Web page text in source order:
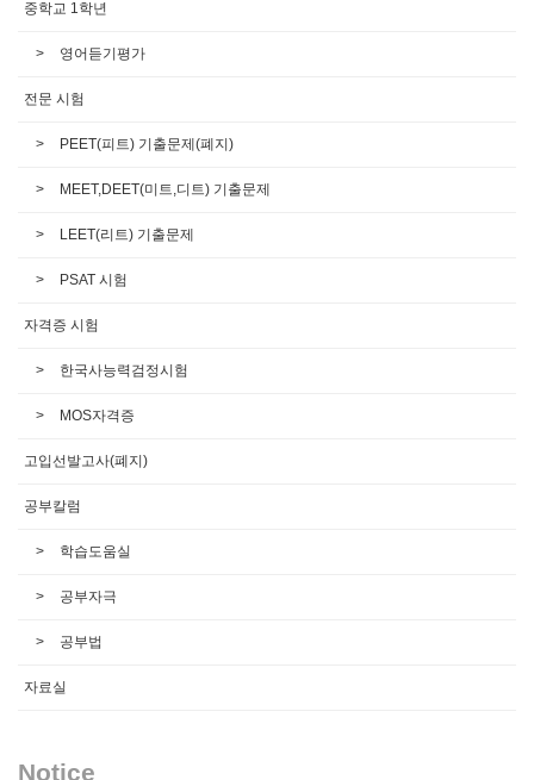
중학교 1학년
영어듣기평가
전문 시험
PEET(피트) 기출문제(폐지)
MEET,DEET(미트,디트) 기출문제
LEET(리트) 기출문제
PSAT 시험
자격증 시험
한국사능력검정시험
MOS자격증
고입선발고사(폐지)
공부칼럼
학습도움실
공부자극
공부법
자료실
Notice